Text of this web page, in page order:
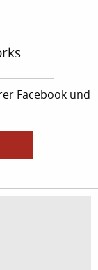
Facebook und